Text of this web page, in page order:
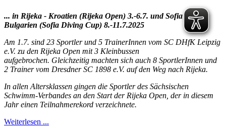
... in Rijeka - Kroatien (Rijeka Open) 3.-6.7. und Sofia -
Bulgarien (Sofia Diving Cup) 8.-11.7.2025
Am 1.7. sind 23 Sportler und 5 TrainerInnen vom SC DHfK Leipzig
e.V. zu den Rijeka Open mit 3 Kleinbussen
aufgebrochen. Gleichzeitig machten sich auch 8 SportlerInnen und
2 Trainer vom Dresdner SC 1898 e.V. auf den Weg nach Rijeka.
In allen Altersklassen gingen die Sportler des Sächsischen
Schwimm-Verbandes an den Start der Rijeka Open, der in diesem
Jahr einen Teilnahmerekord verzeichnete.
Weiterlesen ...